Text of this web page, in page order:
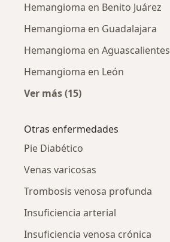
Hemangioma en Benito Juárez
Hemangioma en Guadalajara
Hemangioma en Aguascalientes
Hemangioma en León
Ver más (15)
Otras enfermedades
Pie Diabético
Venas varicosas
Trombosis venosa profunda
Insuficiencia arterial
Insuficiencia venosa crónica